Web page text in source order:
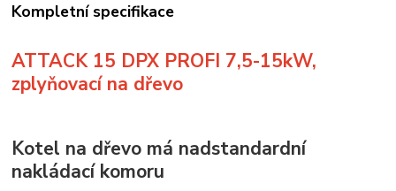
Kompletní specifikace
ATTACK 15 DPX PROFI 7,5-15kW,
zplyňovací na dřevo
Kotel na dřevo má nadstandardní
nakládací komoru